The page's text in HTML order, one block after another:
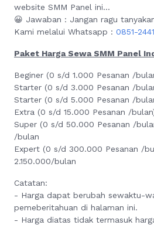
website SMM Panel ini...
😀 Jawaban : Jangan ragu
Kami melalui Whatsapp :‪‪ 0851-
Paket Harga Sewa SMM Panel
Beginer (0 s/d 1.000 Pesanan /
Starter (0 s/d 3.000 Pesanan /
Starter (0 s/d 5.000 Pesanan /
Extra (0 s/d 15.000 Pesanan /
Super (0 s/d 50.000 Pesanan /
/bulan
Expert (0 s/d 300.000 Pesanan /
2.150.000/bulan
Catatan:
- Harga dapat berubah sewaktu-
pemeberitahuan di halaman ini.
- Harga diatas tidak termasuk